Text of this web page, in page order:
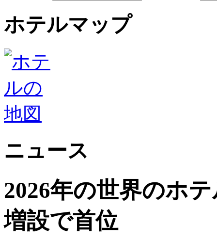
ホテルマップ
ニュース
2026年の世界のホ
増設で首位